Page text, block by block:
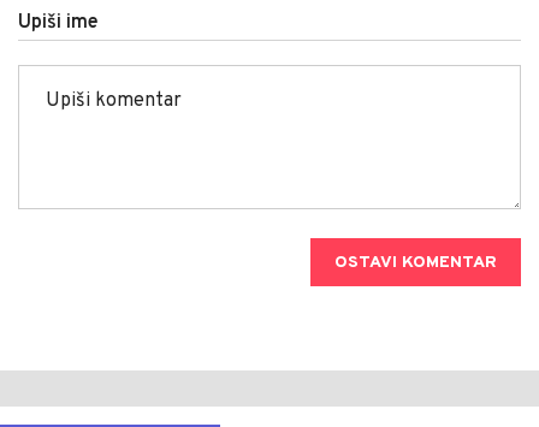
Upiši ime
OSTAVI KOMENTAR